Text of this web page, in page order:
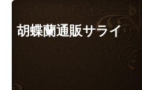
胡蝶蘭通販サライ